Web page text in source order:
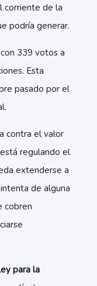
corriente de la
podría generar.
339 votos a
Esta
pasado por el
contra el valor
regulando el
extenderse a
de alguna
cobren
para la